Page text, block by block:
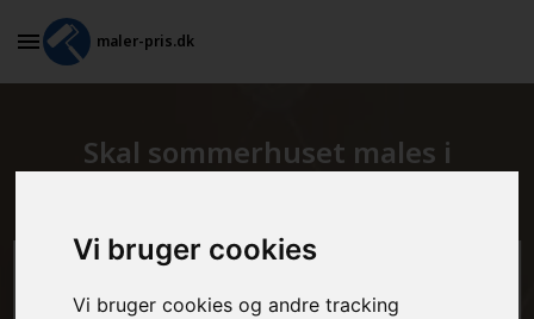
Vi bruger cookies
Vi bruger cookies og andre tracking
maler-pris.dk
Skal sommerhuset males i